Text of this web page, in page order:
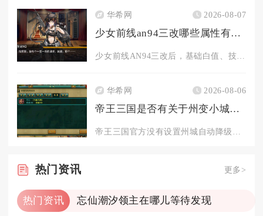
华希网 2026-08-07
少女前线an94三改哪些属性有变化
华希网 2026-08-06
帝王三国是否有关于州变小城的说明
热门 资讯 更多>
热门资讯 忘仙潮汐领主在哪儿等待发现